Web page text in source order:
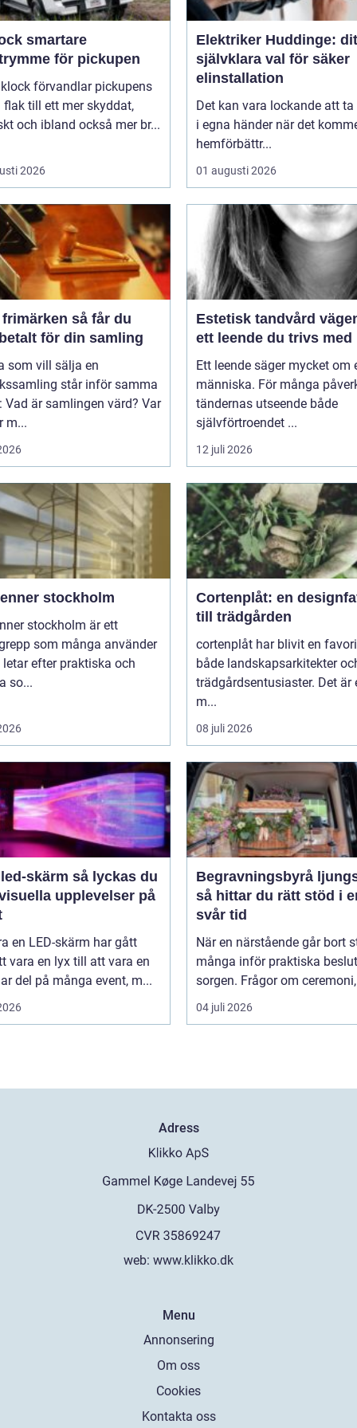
för pickupen
förvandlar pickupens
flak till ett mer skyddat,
och ibland också mer br...
2026
Elektriker Huddinge:
självklara val för säker
elinstallation
Det kan vara lockande att ta
i egna händer när det
hemförbättr...
01 augusti 2026
så får du
för din samling
som vill sälja en
står inför samma
Vad är samlingen värd? Var
m...
Estetisk tandvård vägen till
ett leende du trivs med
Ett leende säger mycket om
människa. För många
tändernas utseende både
självförtroendet ...
12 juli 2026
stockholm
stockholm är ett
som många använder
letar efter praktiska och
so...
Cortenplåt: en
till trädgården
cortenplåt har blivit en
både landskapsarkitekter
trädgårdsentusiaster. Det är
m...
08 juli 2026
så lyckas du
upplevelser på
en LED-skärm har gått
vara en lyx till att vara en
del på många event, m...
Begravningsbyrå
så hittar du rätt stöd i
svår tid
När en närstående går bort
många inför praktiska
sorgen. Frågor om
04 juli 2026
Adress
web: www.klikko.dk
Menu
Annonsering
Om oss
Cookies
Kontakta oss